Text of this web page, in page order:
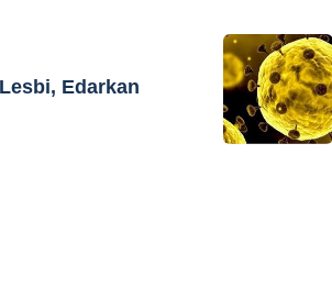
Edarkan